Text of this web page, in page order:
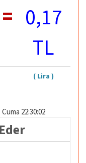
= 0,17
TL
( Lira )
22:30:02